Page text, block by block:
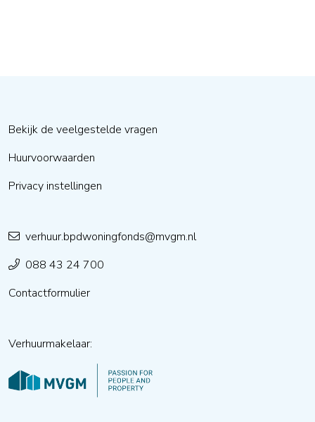
Bekijk de veelgestelde vragen
Huurvoorwaarden
Privacy instellingen
verhuur.bpdwoningfonds@mvgm.nl
088 43 24 700
Contactformulier
Verhuurmakelaar: